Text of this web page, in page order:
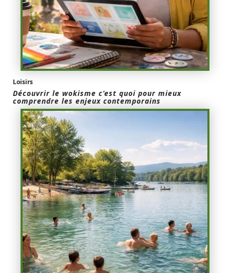
Loisirs
Découvrir le wokisme c’est quoi pour mieux
comprendre les enjeux contemporains